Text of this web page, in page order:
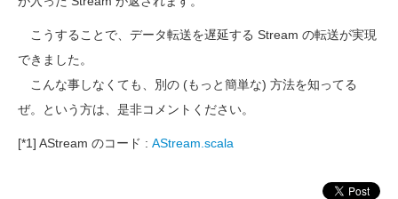
こうすることで、データ転送を遅延する Stream の転送が実現
できました。
こんな事しなくても、別の (もっと簡単な) 方法を知ってる
ぜ。という方は、是非コメントください。
[*1] AStream のコード : AStream.scala